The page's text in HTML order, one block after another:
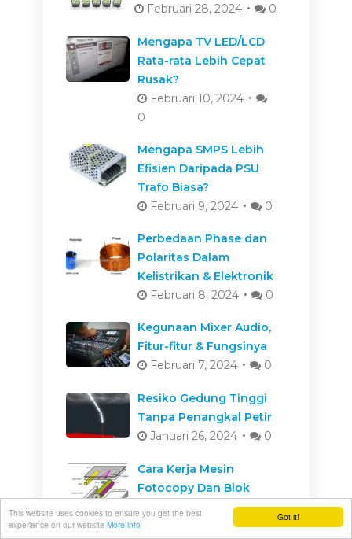
Got it!
This website uses cookies to ensure you get the best
experience on our website More info
Februari 28, 2024
0
Mengapa TV LED/LCD
Rata-rata Lebih Cepat
Rusak?
Februari 10, 2024
0
Mengapa SMPS Lebih
Efisien Daripada PSU
Trafo Biasa?
Februari 9, 2024
0
Perbedaan Phase dan
Polaritas Dalam
Kelistrikan & Elektronik
Februari 8, 2024
0
Kegunaan Mixer Audio,
Fitur-fitur & Fungsinya
Februari 7, 2024
0
Resiko Gedung Tinggi
Tanpa Penangkal Petir
Januari 26, 2024
0
Cara Kerja Mesin
Fotocopy Dan Blok
Mesinnya
Januari 26, 2024
0